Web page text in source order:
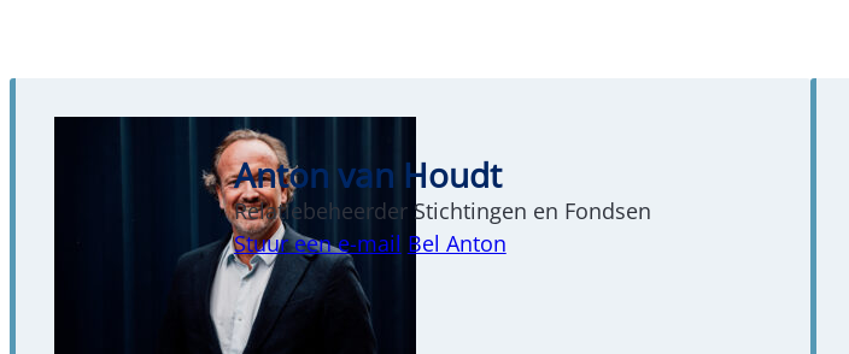
Anton van Houdt
Relatiebeheerder Stichtingen en Fondsen
Stuur een e-mail Bel Anton